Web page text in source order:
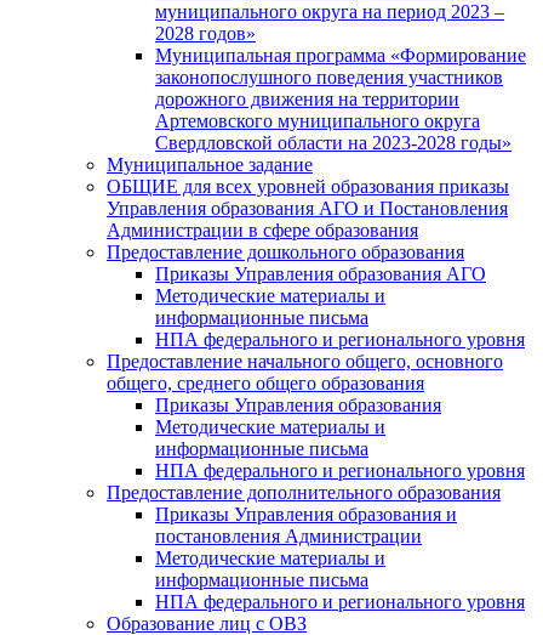
муниципального округа на период 2023 –
2028 годов»
Муниципальная программа «Формирование
законопослушного поведения участников
дорожного движения на территории
Артемовского муниципального округа
Свердловской области на 2023-2028 годы»
Муниципальное задание
ОБЩИЕ для всех уровней образования приказы
Управления образования АГО и Постановления
Администрации в сфере образования
Предоставление дошкольного образования
Приказы Управления образования АГО
Методические материалы и
информационные письма
НПА федерального и регионального уровня
Предоставление начального общего, основного
общего, среднего общего образования
Приказы Управления образования
Методические материалы и
информационные письма
НПА федерального и регионального уровня
Предоставление дополнительного образования
Приказы Управления образования и
постановления Администрации
Методические материалы и
информационные письма
НПА федерального и регионального уровня
Образование лиц с ОВЗ